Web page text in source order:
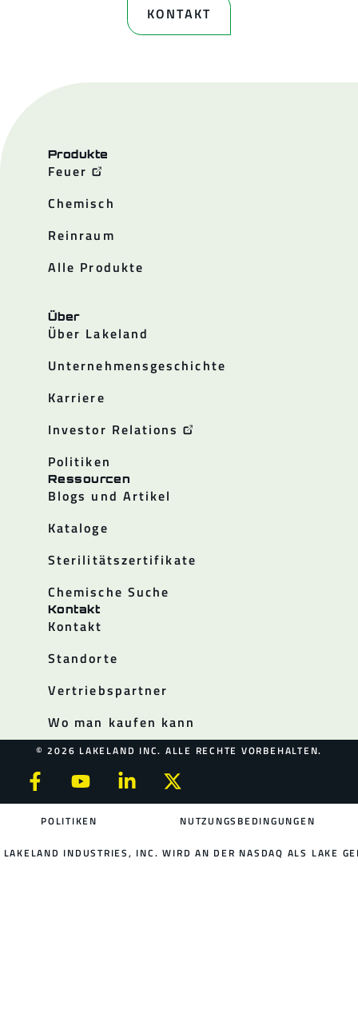
KONTAKT
Produkte
Feuer
Chemisch
Reinraum
Alle Produkte
Über
Über Lakeland
Unternehmensgeschichte
Karriere
Investor Relations
Politiken
Ressourcen
Blogs und Artikel
Kataloge
Sterilitätszertifikate
Chemische Suche
Kontakt
Kontakt
Standorte
Vertriebspartner
Wo man kaufen kann
© 2026 LAKELAND INC. ALLE RECHTE VORBEHALTEN.
POLITIKEN NUTZUNGSBEDINGUNGEN
LAKELAND INDUSTRIES, INC. WIRD AN DER NASDAQ ALS LAKE